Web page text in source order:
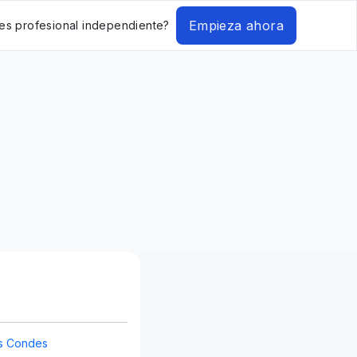
profesional independiente? Empieza ahora
Condes